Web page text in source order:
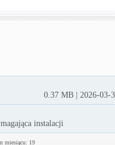
0.37 MB | 2026-03-
instalacji
miesiącu: 19